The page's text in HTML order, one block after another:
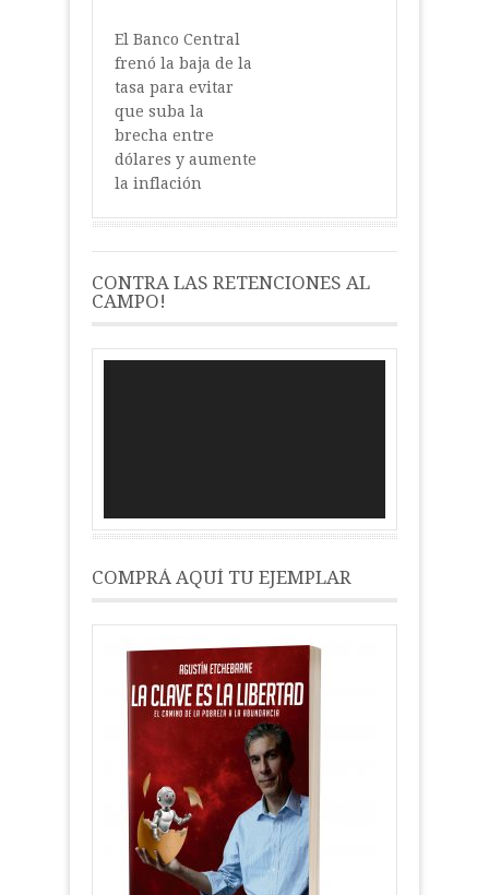
El Banco Central
frenó la baja de la
tasa para evitar
que suba la
brecha entre
dólares y aumente
la inflación
CONTRA LAS RETENCIONES AL
CAMPO!
COMPRÁ AQUÍ TU EJEMPLAR